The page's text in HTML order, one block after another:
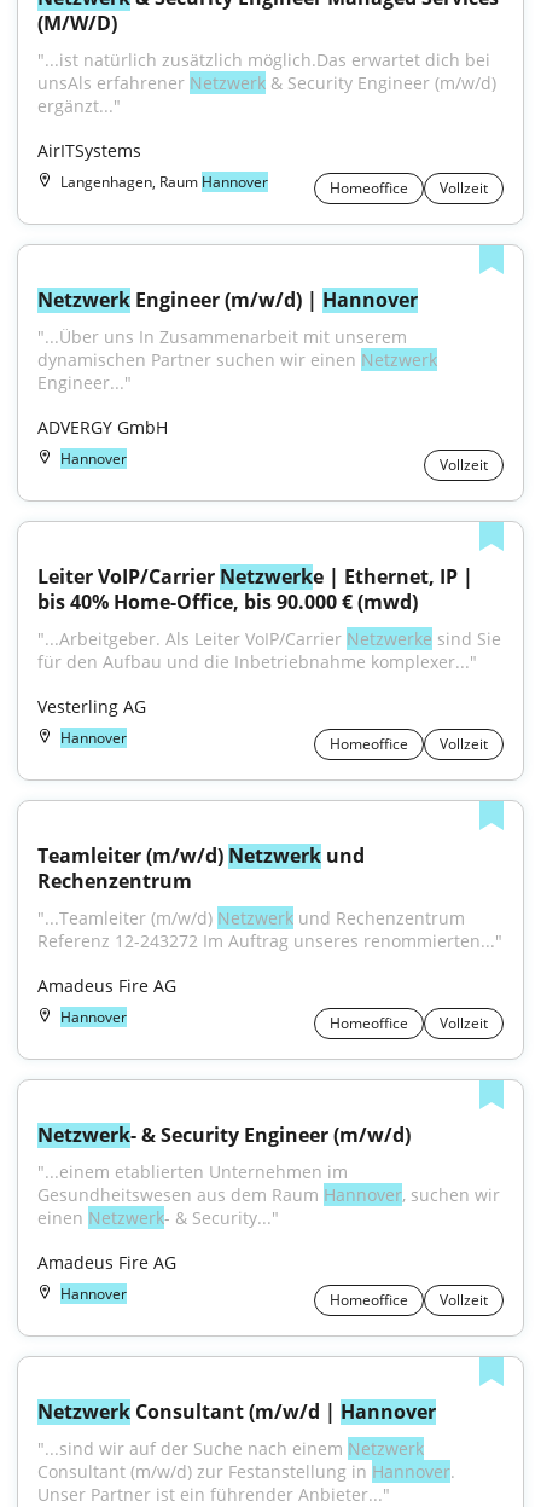
(M/W/D)
"...ist natürlich zusätzlich möglich.Das erwartet dich bei
unsAls erfahrener Netzwerk & Security Engineer (m/w/d)
ergänzt..."
AirITSystems
Langenhagen, Raum Hannover Homeoffice Vollzeit
Netzwerk Engineer (m/w/d) | Hannover
"...Über uns In Zusammenarbeit mit unserem
dynamischen Partner suchen wir einen Netzwerk
Engineer..."
ADVERGY GmbH
Hannover Vollzeit
Leiter VoIP/Carrier Netzwerke | Ethernet, IP |
bis 40% Home-Office, bis 90.000 € (mwd)
"...Arbeitgeber. Als Leiter VoIP/Carrier Netzwerke sind Sie
für den Aufbau und die Inbetriebnahme komplexer..."
Vesterling AG
Hannover Homeoffice Vollzeit
Teamleiter (m/w/d) Netzwerk und
Rechenzentrum
"...Teamleiter (m/w/d) Netzwerk und Rechenzentrum
Referenz 12-243272 Im Auftrag unseres renommierten..."
Amadeus Fire AG
Hannover Homeoffice Vollzeit
Netzwerk- & Security Engineer (m/w/d)
"...einem etablierten Unternehmen im
Gesundheitswesen aus dem Raum Hannover, suchen wir
einen Netzwerk- & Security..."
Amadeus Fire AG
Hannover Homeoffice Vollzeit
Netzwerk Consultant (m/w/d | Hannover
"...sind wir auf der Suche nach einem Netzwerk
Consultant (m/w/d) zur Festanstellung in Hannover.
Unser Partner ist ein führender Anbieter..."